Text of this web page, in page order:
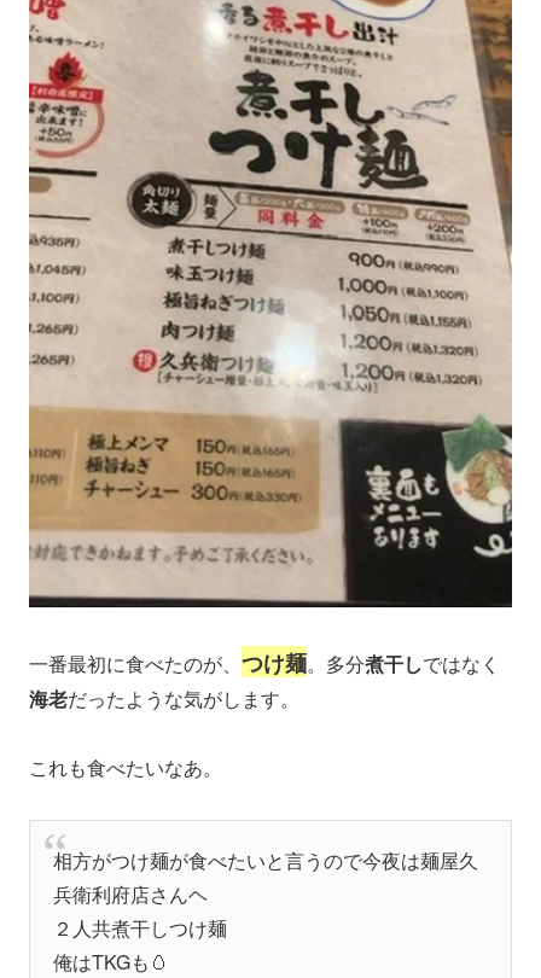
一番最初に食べたのが、 つけ麺。多分煮干しではなく
海老だったような気がします。
これも食べたいなあ。
相方がつけ麺が食べたいと言うので今夜は麺屋久
兵衛利府店さんヘ
２人共煮干しつけ麺
俺はTKGも🥚